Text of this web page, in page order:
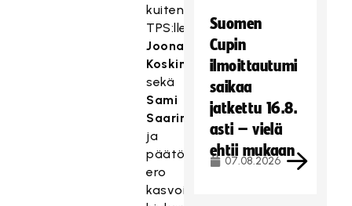
kuitenkin
TPS:lle
Joonas
Koskinen
sekä
Sami
Saarinen
ja
päätösjaksolla
ero
kasvoi
Suomen
Cupin
ilmoittautumi
saikaa
jatkettu 16.8.
asti – vielä
ehtii mukaan
07.08.2026